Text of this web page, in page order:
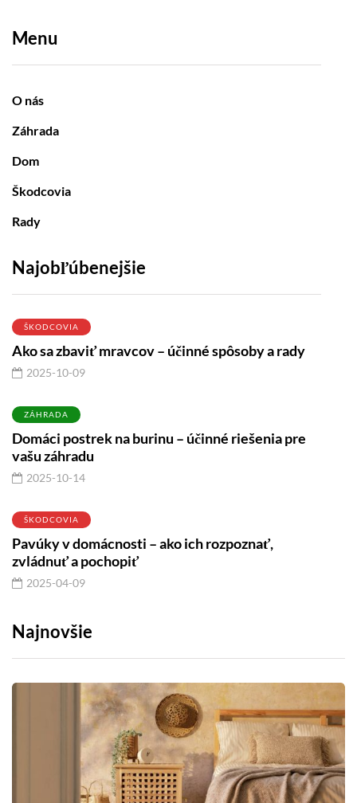
Menu
O nás
Záhrada
Dom
Škodcovia
Rady
Najobľúbenejšie
ŠKODCOVIA
Ako sa zbaviť mravcov – účinné spôsoby a rady
2025-10-09
ZÁHRADA
Domáci postrek na burinu – účinné riešenia pre
vašu záhradu
2025-10-14
ŠKODCOVIA
Pavúky v domácnosti – ako ich rozpoznať,
zvládnuť a pochopiť
2025-04-09
Najnovšie